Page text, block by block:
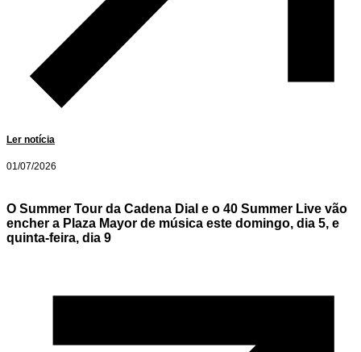
Ler notícia
01/07/2026
O Summer Tour da Cadena Dial e o 40 Summer Live vão
encher a Plaza Mayor de música este domingo, dia 5, e
quinta-feira, dia 9